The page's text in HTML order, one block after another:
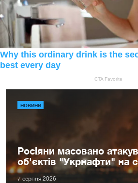
НОВИНИ
Росіяни масовано
об'єктів "Укрнафти" на
7 серпня 2026